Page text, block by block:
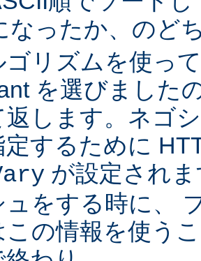
なったか、のど
ゴリズムを使っ
を選びました
返します。ネゴ
定するために
が設定され
ュをする時に、
この情報を使う